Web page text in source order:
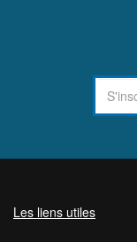
Les liens utiles